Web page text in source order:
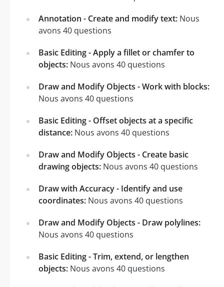
Annotation - Create and modify text: Nous
avons 40 questions
Basic Editing - Apply a fillet or chamfer to
objects: Nous avons 40 questions
Draw and Modify Objects - Work with blocks:
Nous avons 40 questions
Basic Editing - Offset objects at a specific
distance: Nous avons 40 questions
Draw and Modify Objects - Create basic
drawing objects: Nous avons 40 questions
Draw with Accuracy - Identify and use
coordinates: Nous avons 40 questions
Draw and Modify Objects - Draw polylines:
Nous avons 40 questions
Basic Editing - Trim, extend, or lengthen
objects: Nous avons 40 questions